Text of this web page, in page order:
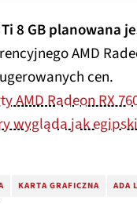
8 GB planowana
AMD
cen.
AMD Radeon RX
wygląda jak
KARTA GRAFICZNA ADA